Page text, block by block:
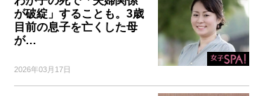
が破綻」することも。3歳
目前の息子を亡くした母
が…
2026年03月17日